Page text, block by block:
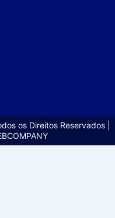
os Direitos Reservados |